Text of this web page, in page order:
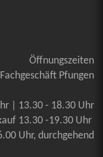
Öffnungszeiten
Fachgeschäft Pfungen
| 13.30 - 18.30 Uhr
13.30 -19.30 Uhr
Uhr, durchgehend